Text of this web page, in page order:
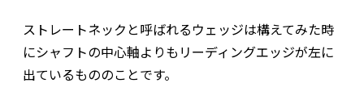
ストレートネックと呼ばれるウェッジは構えてみた時
にシャフトの中心軸よりもリーディングエッジが左に
出ているもののことです。